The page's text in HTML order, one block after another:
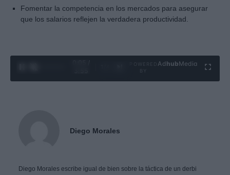
Fomentar la competencia en los mercados para asegurar
que los salarios reflejen la verdadera productividad.
Ad hubMedia
Diego Morales
Diego Morales escribe igual de bien sobre la táctica de un derbi